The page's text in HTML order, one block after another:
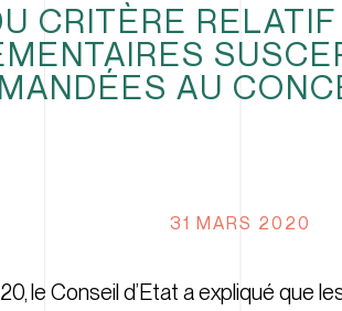
CRITÈRE
AU
31 MARS 2020
le Conseil d’Etat a expliqué que